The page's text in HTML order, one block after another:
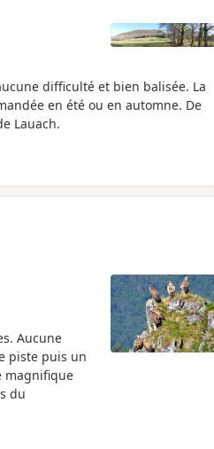
difficulté et bien balisée. La
en été ou en automne. De
Lauach.
Aucune
piste puis un
magnifique
du